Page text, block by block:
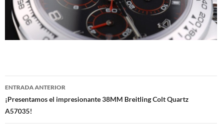
Navegación
de
entradas
ENTRADA ANTERIOR
¡Presentamos el impresionante 38MM Breitling Colt Quartz
A57035!